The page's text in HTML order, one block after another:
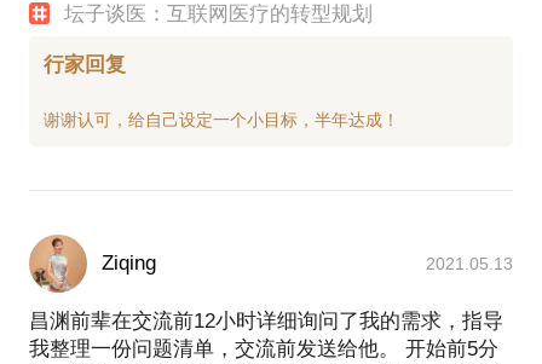
坛子谈医：互联网医疗的转型规划
行家回复
Ziqing 2021.05.13
昌渊前辈在交流前12小时详细询问了我的需求，指导
我整理一份问题清单，交流前发送给他。 开始前5分